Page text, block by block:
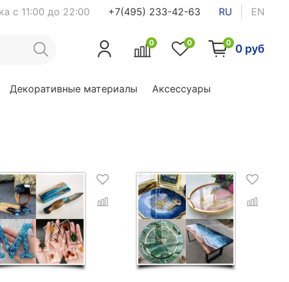
с 11:00 до 22:00 +7(495) 233-42-63 RU EN
0 0 0 0 руб
Декоративные материалы Аксессуары